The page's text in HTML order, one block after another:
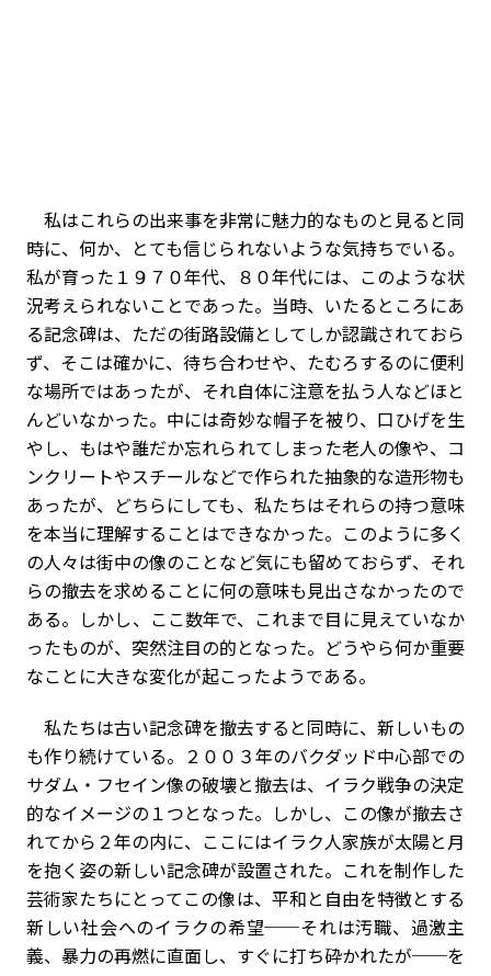
私はこれらの出来事を非常に魅力的なものと見ると同
時に、何か、とても信じられないような気持ちでいる。
私が育った１９７０年代、８０年代には、このような状
況考えられないことであった。当時、いたるところにあ
る記念碑は、ただの街路設備としてしか認識されておら
ず、そこは確かに、待ち合わせや、たむろするのに便利
な場所ではあったが、それ自体に注意を払う人などほと
んどいなかった。中には奇妙な帽子を被り、口ひげを生
やし、もはや誰だか忘れられてしまった老人の像や、コ
ンクリートやスチールなどで作られた抽象的な造形物も
あったが、どちらにしても、私たちはそれらの持つ意味
を本当に理解することはできなかった。このように多く
の人々は街中の像のことなど気にも留めておらず、それ
らの撤去を求めることに何の意味も見出さなかったので
ある。しかし、ここ数年で、これまで目に見えていなか
ったものが、突然注目の的となった。どうやら何か重要
なことに大きな変化が起こったようである。
私たちは古い記念碑を撤去すると同時に、新しいもの
も作り続けている。２００３年のバクダッド中心部での
サダム・フセイン像の破壊と撤去は、イラク戦争の決定
的なイメージの１つとなった。しかし、この像が撤去さ
れてから２年の内に、ここにはイラク人家族が太陽と月
を抱く姿の新しい記念碑が設置された。これを制作した
芸術家たちにとってこの像は、平和と自由を特徴とする
新しい社会へのイラクの希望──それは汚職、過激主
義、暴力の再燃に直面し、すぐに打ち砕かれたが──を